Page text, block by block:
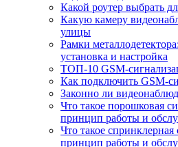
Какой роутер выбрать
Какую камеру
улицы
Рамки
установка и настройка
ТОП-10 GSM-
Как подключить GSM-
Законно ли
Что такое порошковая
принцип работы и
Что такое
принцип работы и